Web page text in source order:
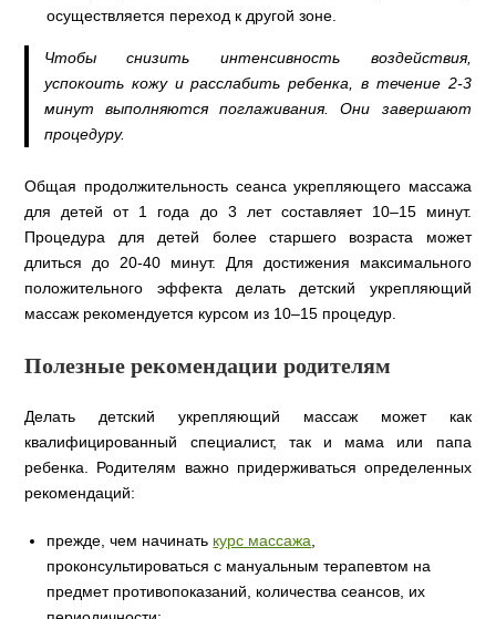
осуществляется переход к другой зоне.
Чтобы снизить интенсивность воздействия,
успокоить кожу и расслабить ребенка, в течение 2-3
минут выполняются поглаживания. Они завершают
процедуру.
Общая продолжительность сеанса укрепляющего массажа
для детей от 1 года до 3 лет составляет 10–15 минут.
Процедура для детей более старшего возраста может
длиться до 20-40 минут. Для достижения максимального
положительного эффекта делать детский укрепляющий
массаж рекомендуется курсом из 10–15 процедур.
Полезные рекомендации родителям
Делать детский укрепляющий массаж может как
квалифицированный специалист, так и мама или папа
ребенка. Родителям важно придерживаться определенных
рекомендаций:
прежде, чем начинать курс массажа,
проконсультироваться с мануальным терапевтом на
предмет противопоказаний, количества сеансов, их